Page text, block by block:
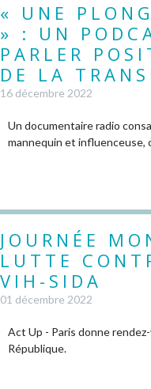
« UNE
» : UN
PARLER
DE LA
16 décembre 2022
Un documentaire radio
mannequin et influenceuse,
JOURNÉE
LUTTE
VIH-SIDA
01 décembre 2022
Act Up - Paris donne
République.